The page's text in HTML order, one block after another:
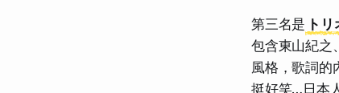
第三名是 ト
包含東山紀之
風格，歌詞的
挺好笑…日本